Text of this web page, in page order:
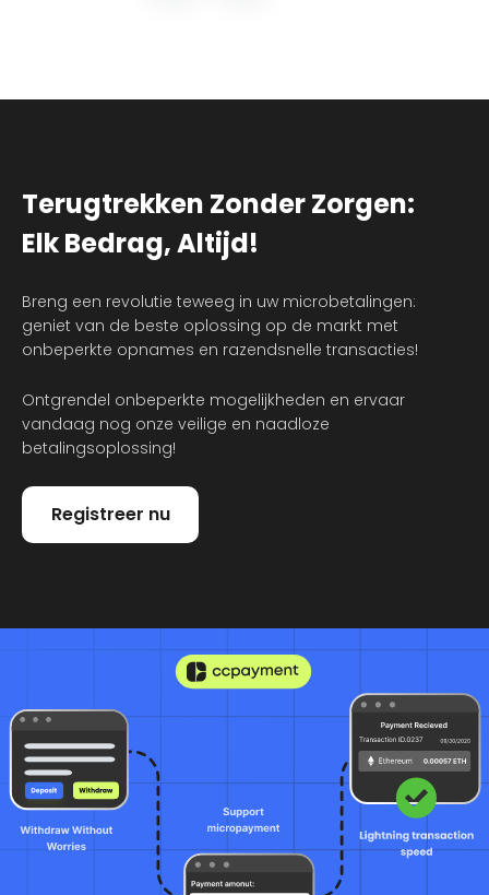
Terugtrekken Zonder Zorgen:
Elk Bedrag, Altijd!
Breng een revolutie teweeg in uw microbetalingen:
geniet van de beste oplossing op de markt met
onbeperkte opnames en razendsnelle transacties!
Ontgrendel onbeperkte mogelijkheden en ervaar
vandaag nog onze veilige en naadloze
betalingsoplossing!
Registreer nu